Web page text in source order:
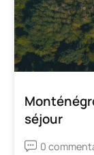
séjour
0